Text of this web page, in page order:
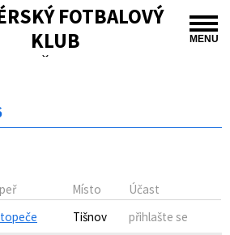
MENU
FOTBALOVÝ
KLUB
TIŠNOV
Místo
Účast
Tišnov přihlašte se